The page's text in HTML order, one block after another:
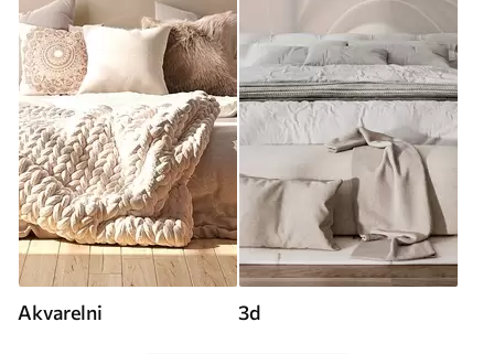
Akvarelni 3d